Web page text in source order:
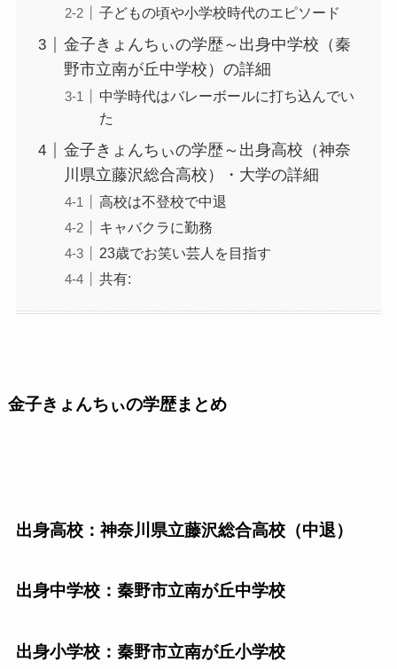
子どもの頃や小学校時代のエピソード
金子きょんちぃの学歴～出身中学校（秦
野市立南が丘中学校）の詳細
中学時代はバレーボールに打ち込んでい
た
金子きょんちぃの学歴～出身高校（神奈
川県立藤沢総合高校）・大学の詳細
高校は不登校で中退
キャバクラに勤務
23歳でお笑い芸人を目指す
共有:
金子きょんちぃの学歴まとめ
出身高校：神奈川県立藤沢総合高校（中退）
出身中学校：秦野市立南が丘中学校
出身小学校：秦野市立南が丘小学校